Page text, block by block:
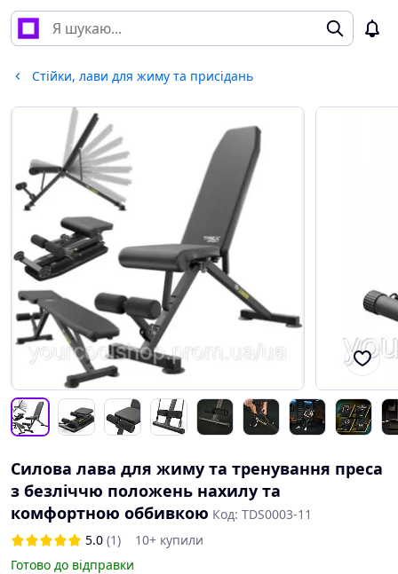
Стійки, лави для жиму та присідань
Силова лава для жиму та тренування преса
з безліччю положень нахилу та
комфортною оббивкою Код: ТDS0003-11
5.0 (1)
10+ купили
Готово до відправки